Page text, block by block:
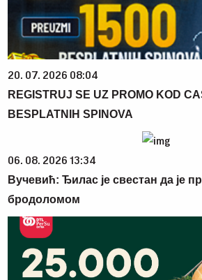
20. 07. 2026 08:04
REGISTRUJ SE UZ PROMO KOD
BESPLATNIH SPINOVA
06. 08. 2026 13:34
Вучевић: Ђилас је свестан да је
бродоломом